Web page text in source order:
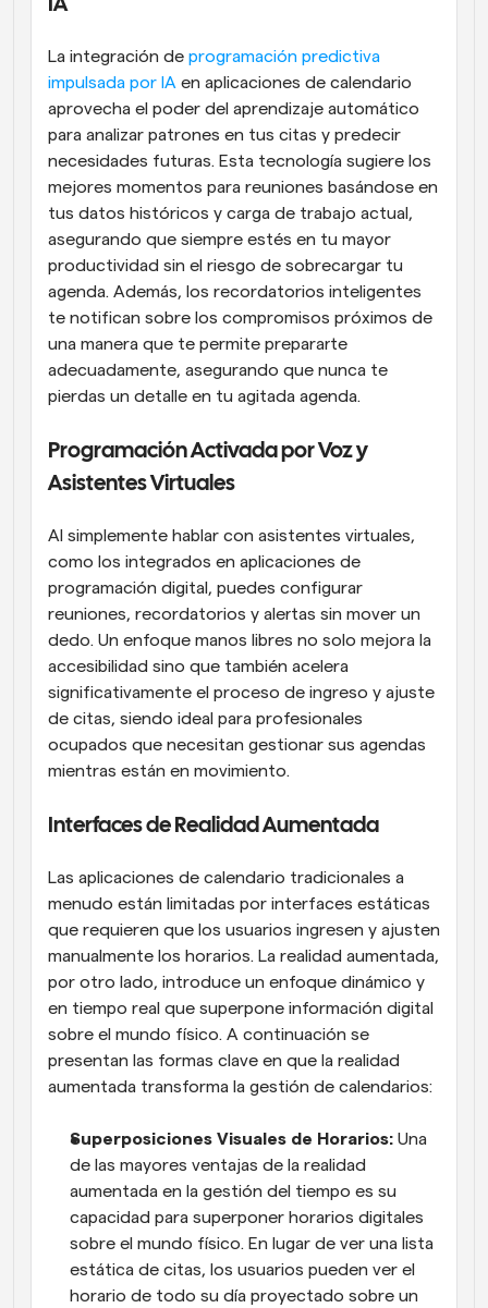
IA
La integración de programación predictiva
impulsada por IA en aplicaciones de calendario
aprovecha el poder del aprendizaje automático
para analizar patrones en tus citas y predecir
necesidades futuras. Esta tecnología sugiere los
mejores momentos para reuniones basándose en
tus datos históricos y carga de trabajo actual,
asegurando que siempre estés en tu mayor
productividad sin el riesgo de sobrecargar tu
agenda. Además, los recordatorios inteligentes
te notifican sobre los compromisos próximos de
una manera que te permite prepararte
adecuadamente, asegurando que nunca te
pierdas un detalle en tu agitada agenda.
Programación Activada por Voz y
Asistentes Virtuales
Al simplemente hablar con asistentes virtuales,
como los integrados en aplicaciones de
programación digital, puedes configurar
reuniones, recordatorios y alertas sin mover un
dedo. Un enfoque manos libres no solo mejora la
accesibilidad sino que también acelera
significativamente el proceso de ingreso y ajuste
de citas, siendo ideal para profesionales
ocupados que necesitan gestionar sus agendas
mientras están en movimiento.
Interfaces de Realidad Aumentada
Las aplicaciones de calendario tradicionales a
menudo están limitadas por interfaces estáticas
que requieren que los usuarios ingresen y ajusten
manualmente los horarios. La realidad aumentada,
por otro lado, introduce un enfoque dinámico y
en tiempo real que superpone información digital
sobre el mundo físico. A continuación se
presentan las formas clave en que la realidad
aumentada transforma la gestión de calendarios:
Superposiciones Visuales de Horarios: Una
de las mayores ventajas de la realidad
aumentada en la gestión del tiempo es su
capacidad para superponer horarios digitales
sobre el mundo físico. En lugar de ver una lista
estática de citas, los usuarios pueden ver el
horario de todo su día proyectado sobre un